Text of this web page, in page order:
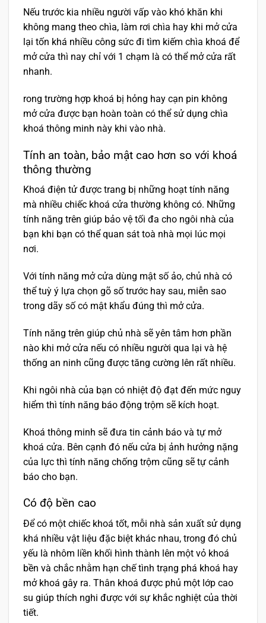
Nếu trước kia nhiều người vấp vào khó khăn khi
không mang theo chìa, làm rơi chìa hay khi mở cửa
lại tốn khá nhiều công sức đi tìm kiếm chìa khoá để
mở cửa thì nay chỉ với 1 chạm là có thể mở cửa rất
nhanh.
rong trường hợp khoá bị hỏng hay cạn pin không
mở cửa được bạn hoàn toàn có thể sử dụng chìa
khoá thông minh này khi vào nhà.
Tính an toàn, bảo mật cao hơn so với khoá
thông thường
Khoá điện tử được trang bị những hoạt tính năng
mà nhiều chiếc khoá cửa thường không có. Những
tính năng trên giúp bảo vệ tối đa cho ngôi nhà của
bạn khi bạn có thể quan sát toà nhà mọi lúc mọi
nơi.
Với tính năng mở cửa dùng mật số ảo, chủ nhà có
thể tuỳ ý lựa chọn gõ số trước hay sau, miễn sao
trong dãy số có mật khẩu đúng thì mở cửa.
Tính năng trên giúp chủ nhà sẽ yên tâm hơn phần
nào khi mở cửa nếu có nhiều người qua lại và hệ
thống an ninh cũng được tăng cường lên rất nhiều.
Khi ngôi nhà của bạn có nhiệt độ đạt đến mức nguy
hiểm thì tính năng báo động trộm sẽ kích hoạt.
Khoá thông minh sẽ đưa tin cảnh báo và tự mở
khoá cửa. Bên cạnh đó nếu cửa bị ảnh hưởng nặng
của lực thì tính năng chống trộm cũng sẽ tự cảnh
báo cho bạn.
Có độ bền cao
Để có một chiếc khoá tốt, mỗi nhà sản xuất sử dụng
khá nhiều vật liệu đặc biệt khác nhau, trong đó chủ
yếu là nhôm liền khối hình thành lên một vỏ khoá
bền và chắc nhằm hạn chế tình trạng phá khoá hay
mở khoá gây ra. Thân khoá được phủ một lớp cao
su giúp thích nghi được với sự khắc nghiệt của thời
tiết.